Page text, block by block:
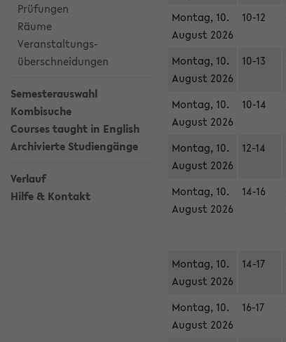
Prüfungen
Räume
Veranstaltungs-
überschneidungen
Semesterauswahl
Kombisuche
Courses taught in English
Archivierte Studiengänge
Verlauf
Hilfe & Kontakt
Montag, 10.
August 2026
10-12
Montag, 10.
August 2026
10-13
Montag, 10.
August 2026
10-14
Montag, 10.
August 2026
12-14
Montag, 10.
August 2026
14-16
Montag, 10.
August 2026
14-17
Montag, 10.
August 2026
16-17